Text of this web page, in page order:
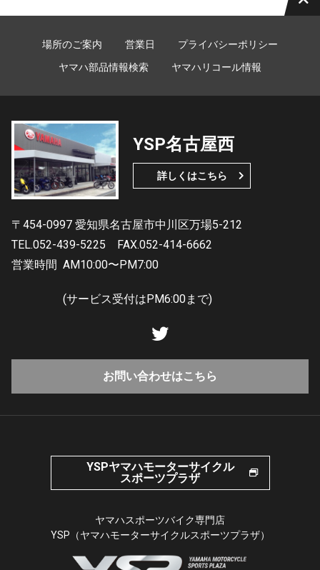
場所のご案内 営業日
プライバシーポリシー
ヤマハ部品情報検索
ヤマハリコール情報
YSP名古屋西
詳しくはこちら
〒454-0997 愛知県名古屋市中川区万場5-212
TEL.052-439-5225
FAX.052-414-6662
営業時間 AM10:00〜PM7:00
(サービス受付はPM6:00まで)
お問い合わせはこちら
YSPヤマハモーターサイクル
スポーツプラザ
ヤマハスポーツバイク専門店
YSP（ヤマハモーターサイクルスポーツプラザ）